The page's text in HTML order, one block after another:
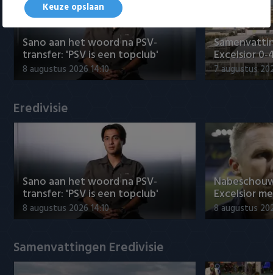
Willem II
Sano aan het woord na PSV-
transfer: 'PSV is een topclub'
8 augustus 2026 14:10
Excelsior 0-
7 augustus
Eredivisie
Sano aan het woord na PSV-
transfer: 'PSV is een topclub'
8 augustus 2026 14:10
Excelsior
8 augustus
Samenvattingen Eredivisie
Keuze opslaan